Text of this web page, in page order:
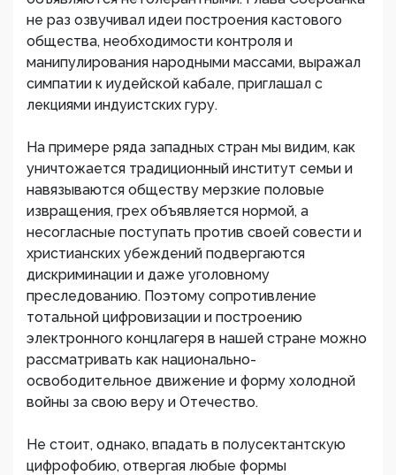
не раз озвучивал идеи построения кастового
общества, необходимости контроля и
манипулирования народными массами, выражал
симпатии к иудейской кабале, приглашал с
лекциями индуистских гуру.
На примере ряда западных стран мы видим, как
уничтожается традиционный институт семьи и
навязываются обществу мерзкие половые
извращения, грех объявляется нормой, а
несогласные поступать против своей совести и
христианских убеждений подвергаются
дискриминации и даже уголовному
преследованию. Поэтому сопротивление
тотальной цифровизации и построению
электронного концлагеря в нашей стране можно
рассматривать как национально-
освободительное движение и форму холодной
войны за свою веру и Отечество.
Не стоит, однако, впадать в полусектантскую
цифрофобию, отвергая любые формы